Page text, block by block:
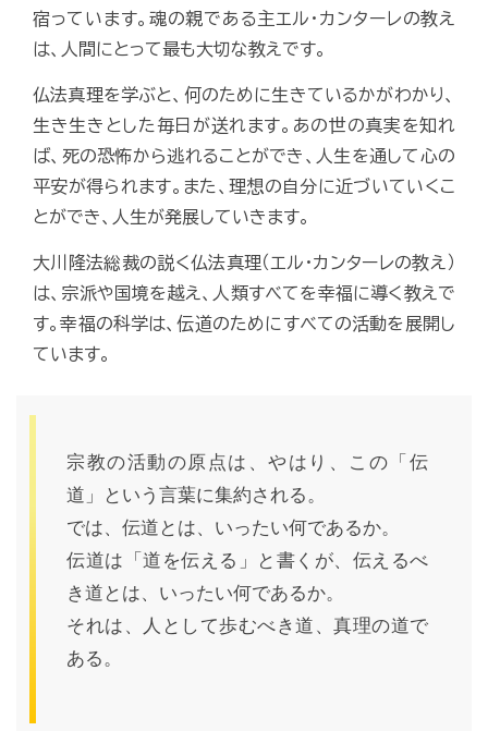
宿っています。魂の親である主エル・カンターレの教え
は、人間にとって最も大切な教えです。
仏法真理を学ぶと、何のために生きているかがわかり、
生き生きとした毎日が送れます。あの世の真実を知れ
ば、死の恐怖から逃れることができ、人生を通して心の
平安が得られます。また、理想の自分に近づいていくこ
とができ、人生が発展していきます。
大川隆法総裁の説く仏法真理（エル・カンターレの教え）
は、宗派や国境を越え、人類すべてを幸福に導く教えで
す。幸福の科学は、伝道のためにすべての活動を展開し
ています。
宗教の活動の原点は、やはり、この「伝
道」という言葉に集約される。
では、伝道とは、いったい何であるか。
伝道は「道を伝える」と書くが、伝えるべ
き道とは、いったい何であるか。
それは、人として歩むべき道、真理の道で
ある。